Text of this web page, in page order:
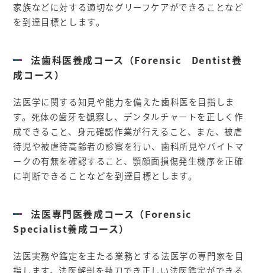
家族などに対する適切なグリーフケアができることなど
を到達目標とします。
法歯科医養成コース（Forensic Dentist養
成コース）
法医学に関する知見や能力を備えた歯科医を目指しま
す。死体の歯牙を観察し、デンタルチャートを正しく作
成できること、身元確認作業が行えること、また、被虐
待児や被虐待高齢者の診察を行い、歯科所見やバイトマ
ークの有無を確認すること、顎顔面損傷発生機序を正確
に判断できることなどを到達目標とします。
法医専門医養成コース（Forensic
Specialist養成コース）
法医実務や鑑定を主たる業務とする法医学の専門家を目
指します。法医解剖を執刀でき正しい法医鑑定ができる